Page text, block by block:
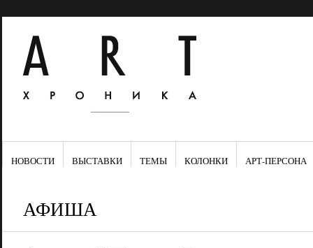
НОВОСТИ ВЫСТАВКИ ТЕМЫ КОЛОНКИ АРТ-ПЕРСОНА
АФИША